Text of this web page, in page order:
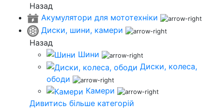
Назад
Акумулятори для мототехніки
Диски, шини, камери
Назад
Шини
Диски, колеса,
ободи
Камери
Дивитись більше категорій